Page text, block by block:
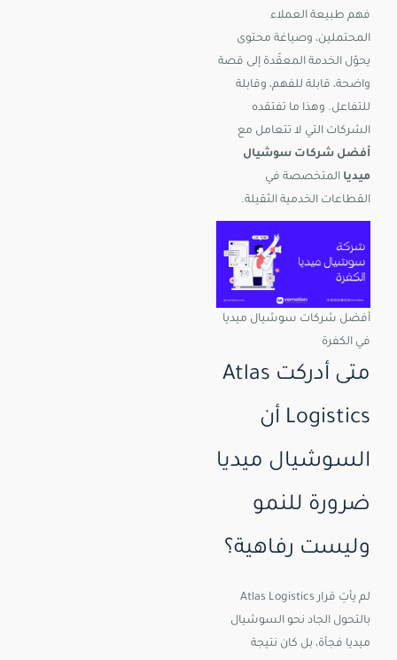
فهم طبيعة العملاء
المحتملين، وصياغة محتوى
يحوّل الخدمة المعقّدة إلى قصة
واضحة، قابلة للفهم، وقابلة
للتفاعل. وهذا ما تفتقده
الشركات التي لا تتعامل مع
أفضل شركات سوشيال
ميديا المتخصصة في
القطاعات الخدمية الثقيلة.
أفضل شركات سوشيال ميديا
في الكفرة
متى أدركت Atlas
Logistics أن
السوشيال ميديا
ضرورة للنمو
وليست رفاهية؟
لم يأتِ قرار Atlas Logistics
بالتحول الجاد نحو السوشيال
ميديا فجأة، بل كان نتيجة